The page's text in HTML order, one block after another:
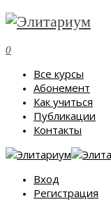
0
Все курсы
Абонемент
Как учиться
Публикации
Контакты
Вход
Регистрация